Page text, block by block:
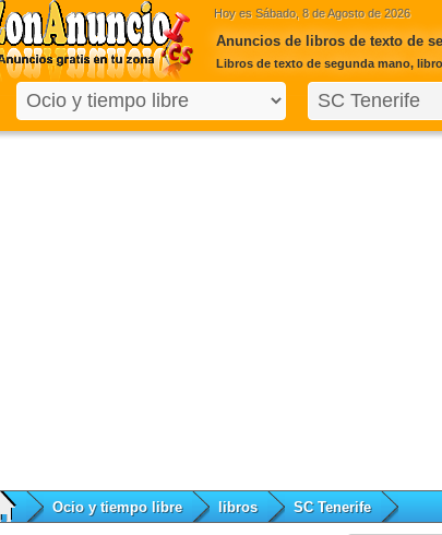
Hoy es Sábado, 8 de Agosto de 2026
Anuncios de libros de texto de
Libros de texto de segunda mano,
Ocio y tiempo libre libros SC Tenerife